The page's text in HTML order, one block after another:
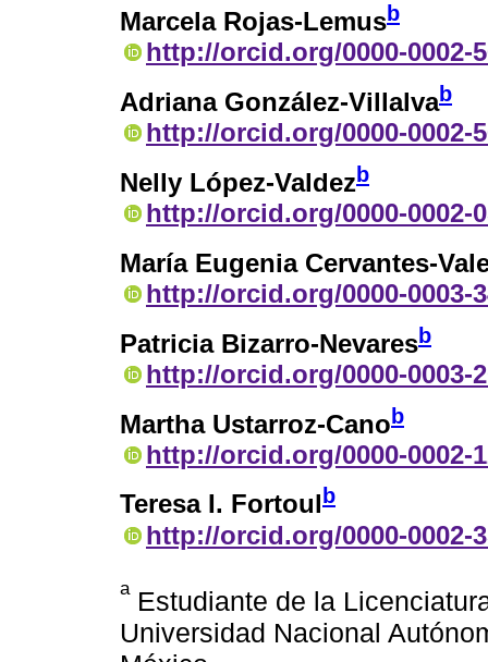
Marcela Rojas-Lemusb
http://orcid.org/0000-0002-
Adriana González-Villalvab
http://orcid.org/0000-0002-
Nelly López-Valdezb
http://orcid.org/0000-0002-
María Eugenia Cervantes-
http://orcid.org/0000-0003-
Patricia Bizarro-Nevaresb
http://orcid.org/0000-0003-
Martha Ustarroz-Canob
http://orcid.org/0000-0002-
Teresa I. Fortoul b
http://orcid.org/0000-0002-
aEstudiante de la
Universidad Nacional